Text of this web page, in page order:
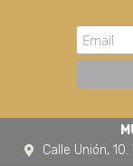
TIENDA
Calle Unión,